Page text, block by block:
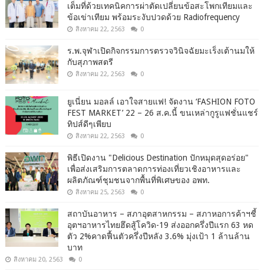
เต็มที่ด้วยเทคนิคการผ่าตัดเปลี่ยนข้อสะโพกเทียมและ
ข้อเข่าเทียม พร้อมระงับปวดด้วย Radiofrequency
สิงหาคม 22, 2563 0
ร.พ.จุฬาเปิดกิจกรรมการตรวจวินิจฉัยมะเร็งเต้านมให้
กับสุภาพสตรี
สิงหาคม 22, 2563 0
ยูเนี่ยน มอลล์ เอาใจสายแฟ! จัดงาน ‘FASHION FOTO
FEST MARKET’ 22 – 26 ส.ค.นี้ ขนเหล่ากูรูแฟชั่นแชร์
ทิปส์ดีๆเพียบ
สิงหาคม 22, 2563 0
พิธีเปิดงาน "Delicious Destination ปักหมุดสุดอร่อย"
เพื่อส่งเสริมการตลาดการท่องเที่ยวเชิงอาหารและ
ผลิตภัณฑ์ชุมชนจากพื้นที่พิเศษของ อพท.
สิงหาคม 25, 2563 0
สถาบันอาหาร – สภาอุตสาหกรรม – สภาหอการค้าฯชี้
อุตฯอาหารไทยฮึดสู้โควิด-19 ส่งออกครึ่งปีแรก 63 หด
ตัว 2%คาดฟื้นตัวครึ่งปีหลัง 3.6% มุ่งเป้า 1 ล้านล้าน
บาท
สิงหาคม 20, 2563 0